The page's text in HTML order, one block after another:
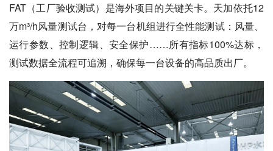
FAT（工厂验收测试）是海外项目的关键关卡。天加依托12
万m³/h风量测试台，对每一台机组进行全性能测试：风量、
运行参数、控制逻辑、安全保护……所有指标100%达标，
测试数据全流程可追溯，确保每一台设备的高品质出厂。